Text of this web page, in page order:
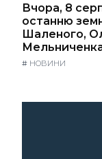
Вчора, 8
останню
Шаленого,
# НОВИНИ